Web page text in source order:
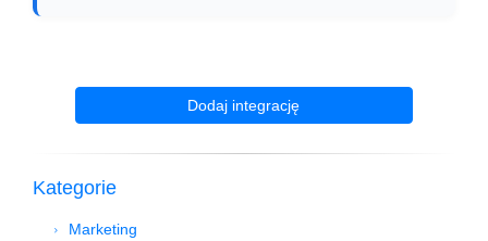
Dodaj integrację
Kategorie
Marketing